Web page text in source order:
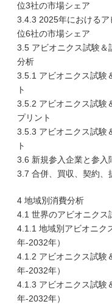
位3社の市場シェア
3.4.3 2025年における
位6社の市場シェア
3.5 アビオニクス試験＆
分析
3.5.1 アビオニクス試験
ト
3.5.2 アビオニクス試験
プリント
3.5.3 アビオニクス試験
ト
3.6 新規参入企業と参入
3.7 合併、買収、契約、
4 地域別消費分析
4.1 世界のアビオニクス
4.1.1 地域別アビオニク
年-2032年）
4.1.2 アビオニクス試験
年-2032年）
4.1.3 アビオニクス試験
年-2032年）